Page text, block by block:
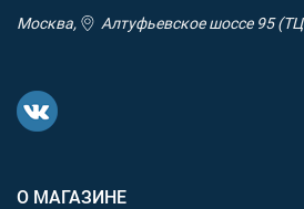
Москва, Алтуфьевское шоссе 95
О МАГАЗИНЕ